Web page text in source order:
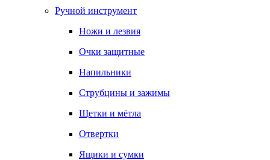
Ручной инструмент
Ножи и лезвия
Очки защитные
Напильники
Струбцины и зажимы
Щетки и мётла
Отвертки
Ящики и сумки